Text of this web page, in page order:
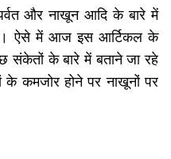
और नाखून आदि के बारे में
हैं। ऐसे में आज इस आर्टिकल के
के बारे में बताने जा रहे
के कमजोर होने पर नाखूनों पर